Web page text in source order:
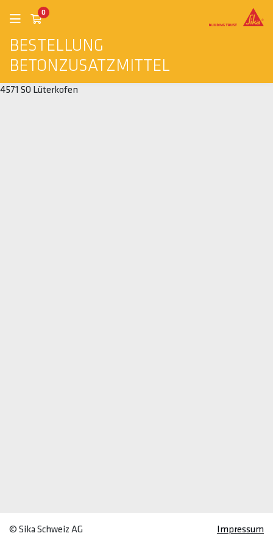
BESTELLUNG
BETONZUSATZMITTEL
0
4571 SO Lüterkofen
© Sika Schweiz AG Impressum